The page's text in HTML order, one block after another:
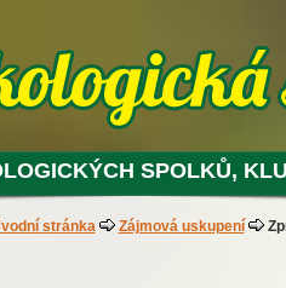
SPOLKŮ,
stránka Zájmová uskupení